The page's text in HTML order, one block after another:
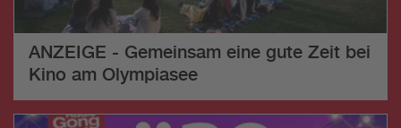
ANZEIGE - Gemeinsam eine gute Zeit bei
Kino am Olympiasee